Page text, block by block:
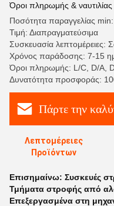
Όροι πληρωμής & ναυτιλίας
Ποσότητα παραγγελίας
Τιμή: Διαπραγματεύσιμα
Συσκευασία λεπτομέρειες:
Χρόνος παράδοσης: 7-15
Όροι πληρωμής: L/C, D/A,
Δυνατότητα προσφοράς:
Πάρτε την
Λεπτομέρειες
Προϊόντων
Επισημαίνω: Συσκευές
Τμήματα στροφής από
Επεξεργασμένα στη